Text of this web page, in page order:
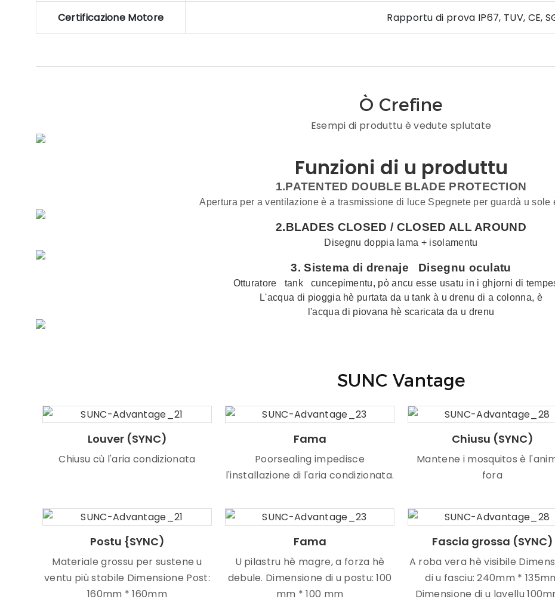
Certificazione Motore Rapportu di prova IP67, TUV, CE,
Ò Crefine
Esempi di produttu è vedute splutate
Funzioni di u produttu
1.PATENTED DOUBLE BLADE PROTECTION
Apertura per a ventilazione è a trasmissione di luce Spegnete per guardà u sole
2.BLADES CLOSED / CLOSED ALL AROUND
Disegnu doppia lama + isolamentu
3.Sistema di drenaje Disegnu oculatu
Otturatore tank
cuncepimentu, pò ancu esse usatu in i ghjorni di
L'acqua di pioggia hè purtata da u tank à u drenu di a colonna, è
l'acqua di piovana hè scaricata da u drenu
SUNC Vantage
Louver (SYNC)
Chiusu cù l'aria condizionata
Fama
Poorsealing impedisce
l'installazione di l'aria condizionata.
Chiusu (SYNC)
Mantene i mosquitos è
fora
Postu {SYNC)
Materiale grossu per sustene u
ventu più stabile Dimensione Post:
160mm * 160mm
Fama
U pilastru hè magre, a forza hè
debule. Dimensione di u postu: 100
mm * 100 mm
Fascia grossa (SYNC)
A roba vera hè visibile
di u fasciu: 240mm *
Dimensione di u lavellu